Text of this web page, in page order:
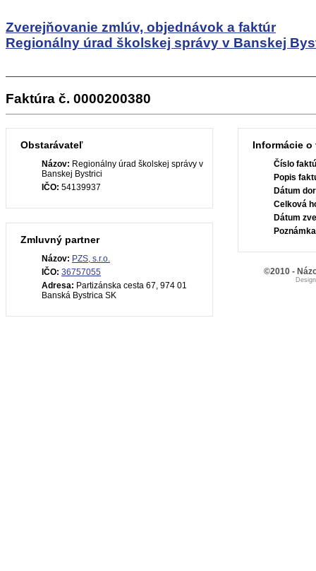
Zverejňovanie zmlúv, objednávok a faktúr
Regionálny úrad školskej správy v Banskej
Faktúra č. 0000200380
Obstarávateľ
Názov: Regionálny úrad školskej správy v
Banskej Bystrici
IČO: 54139937
Zmluvný partner
Názov: PZS, s.r.o.
IČO: 36757055
Adresa: Partizánska cesta 67, 974 01
Banská Bystrica SK
Informácie o
Číslo
Popis
Dátum
Celková
Dátum
©2010 -